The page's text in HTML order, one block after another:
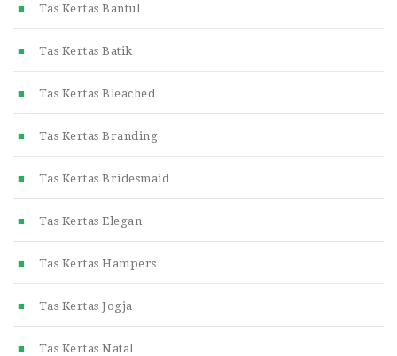
Tas Kertas Bantul
Tas Kertas Batik
Tas Kertas Bleached
Tas Kertas Branding
Tas Kertas Bridesmaid
Tas Kertas Elegan
Tas Kertas Hampers
Tas Kertas Jogja
Tas Kertas Natal